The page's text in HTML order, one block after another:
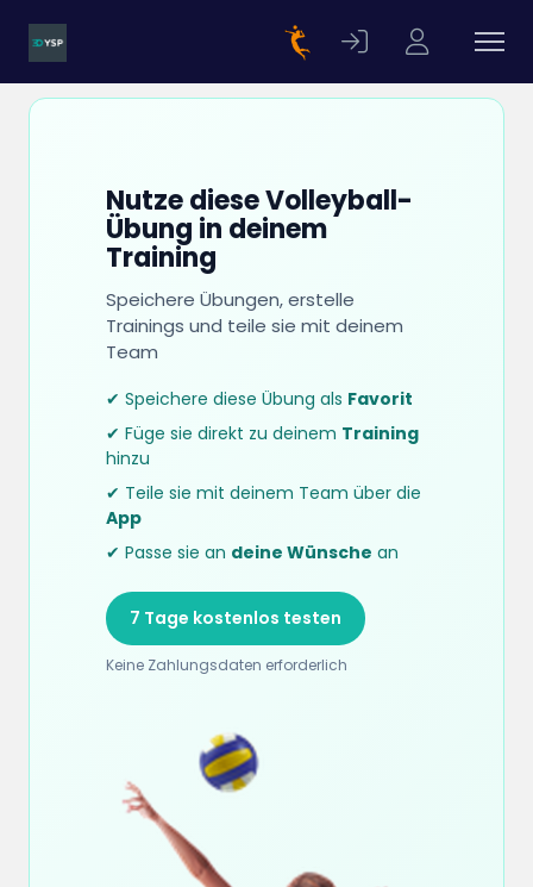
Nutze diese Volleyball-
Übung in deinem
Training
Speichere Übungen, erstelle
Trainings und teile sie mit deinem
Team
✔ Speichere diese Übung als Favorit
✔ Füge sie direkt zu deinem Training
hinzu
✔ Teile sie mit deinem Team über die
App
✔ Passe sie an deine Wünsche an
7 Tage kostenlos testen
Keine Zahlungsdaten erforderlich